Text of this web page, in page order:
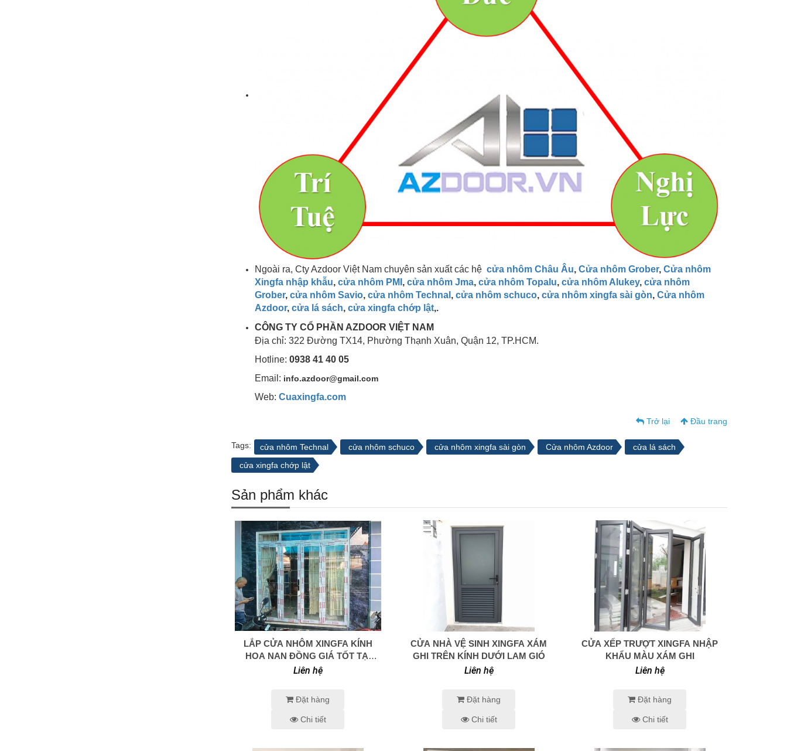
Ngoài ra, Cty Azdoor Việt Nam chuyên sản xuất các hệ cửa nhôm Châu Âu, Cửa nhôm Grober, Cửa nhôm
Xingfa nhập khẫu, cửa nhôm PMI , cửa nhôm Jma, cửa nhôm Topalu, cửa nhôm Alukey, cửa nhôm
Grober, cửa nhôm Savio, cửa nhôm Technal , cửa nhôm schuco, cửa nhôm xingfa sài gòn, Cửa nhôm
Azdoor, cửa lá sách, cửa xingfa chớp lật,.
CÔNG TY CỔ PHẦN AZDOOR VIỆT NAM
Địa chỉ: 322 Đường TX14, Phường Thạnh Xuân, Quận 12, TP.HCM.
Hotline: 0938 41 40 05
Email: info.azdoor@gmail.com
Web: Cuaxingfa.com
Trở lại Đầu trang
Tags: cửa nhôm Technal cửa nhôm schuco cửa nhôm xingfa sài gòn Cửa nhôm Azdoor
cửa lá sách
cửa xingfa chớp lật
Sản phẩm khác
0938 414 005
LẮP CỬA NHÔM XINGFA KÍNH
HOA NAN ĐỒNG GIÁ TỐT TẠI
HCM
Liên hệ
Đặt hàng
Chi tiết
0938 414 005
CỬA NHÀ VỆ SINH XINGFA XÁM
GHI TRÊN KÍNH DƯỚI LAM GIÓ
Liên hệ
Đặt hàng
Chi tiết
0938 414 005
CỬA XẾP TRƯỢT XINGFA NHẬP
KHẨU MÀU XÁM GHI
Liên hệ
Đặt hàng
Chi tiết